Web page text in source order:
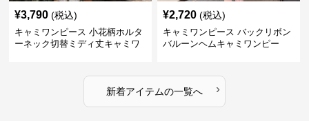
¥3,790 (税込)
キャミワンピース 小花柄ホルタ
ーネック切替ミディ丈キャミワ
¥2,720 (税込)
キャミワンピース バックリボン
バルーンヘムキャミワンピー
新着アイテムの一覧へ ›